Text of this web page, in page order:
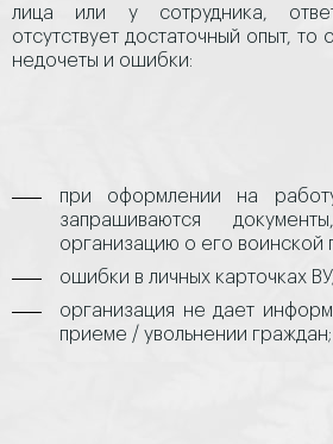
лица или у сотрудника,
отсутствует достаточный опыт, то
недочеты и ошибки:
при оформлении на
запрашиваются
организацию о его воинской
ошибки в личных карточках ВУ;
организация не дает
приеме / увольнении граждан;